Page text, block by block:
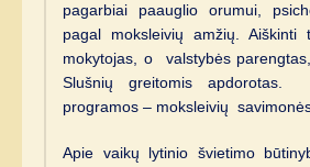
pagarbiai paauglio orumui,
pagal moksleivių amžių.
mokytojas, o valstybės
Slušnių greitomis apdorotas.
programos – moksleivių
Apie vaikų lytinio švietimo